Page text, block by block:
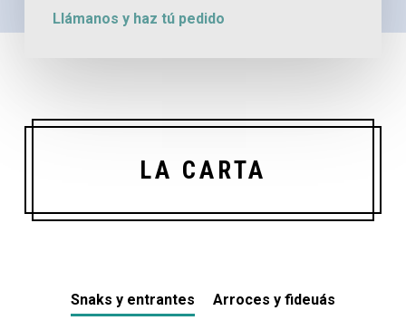
Llámanos y haz tú pedido
LA CARTA
Snaks y entrantes Arroces y fideuás